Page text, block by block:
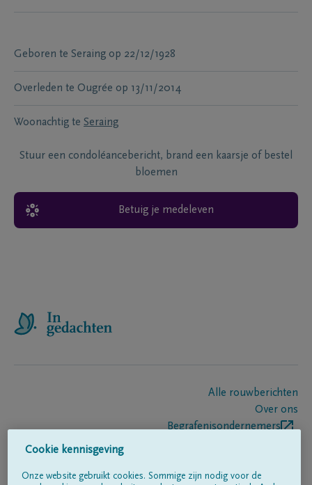
Geboren te Seraing op 22/12/1928
Overleden te Ougrée op 13/11/2014
Woonachtig te Seraing
Stuur een condoléancebericht, brand een kaarsje of bestel
bloemen
Betuig je medeleven
Alle rouwberichten
Over ons
Begrafenisondernemers
Cookie kennisgeving
Onze website gebruikt cookies. Sommige zijn nodig voor de